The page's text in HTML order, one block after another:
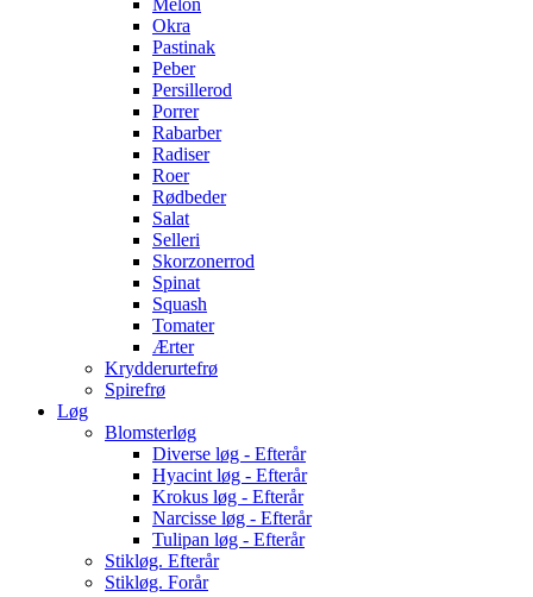
Melon
Okra
Pastinak
Peber
Persillerod
Porrer
Rabarber
Radiser
Roer
Rødbeder
Salat
Selleri
Skorzonerrod
Spinat
Squash
Tomater
Ærter
Krydderurtefrø
Spirefrø
Løg
Blomsterløg
Diverse løg - Efterår
Hyacint løg - Efterår
Krokus løg - Efterår
Narcisse løg - Efterår
Tulipan løg - Efterår
Stikløg. Efterår
Stikløg. Forår